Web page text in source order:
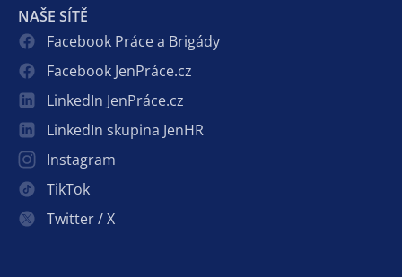
NAŠE SÍTĚ
Facebook Práce a Brigády
Facebook JenPráce.cz
LinkedIn JenPráce.cz
LinkedIn skupina JenHR
Instagram
TikTok
Twitter / X